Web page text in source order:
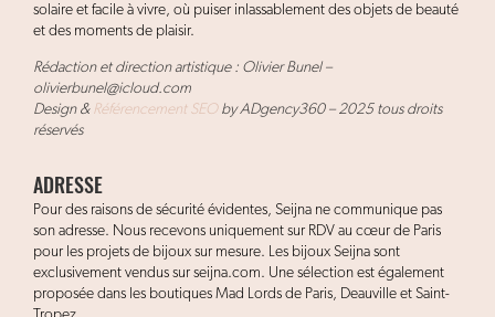
solaire et facile à vivre, où puiser inlassablement des objets de beauté
et des moments de plaisir.
Rédaction et direction artistique : Olivier Bunel –
olivierbunel@icloud.com
Design & Référencement SEOby ADgency360 – 2025 tous droits
réservés
ADRESSE
Pour des raisons de sécurité évidentes, Seijna ne communique pas
son adresse. Nous recevons uniquement sur RDV au cœur de Paris
pour les projets de bijoux sur mesure. Les bijoux Seijna sont
exclusivement vendus sur seijna.com. Une sélection est également
proposée dans les boutiques Mad Lords de Paris, Deauville et Saint-